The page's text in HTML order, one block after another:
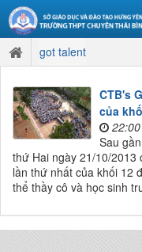
got talent
CTB's
của
Sau
thứ Hai ngày 21/10/2013
lần thứ nhất của khối 12
thể thầy cô và học sinh